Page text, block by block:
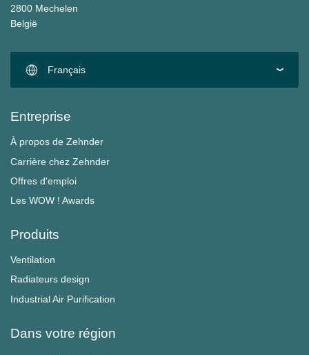
2800 Mechelen
België
Français
Entreprise
À propos de Zehnder
Carrière chez Zehnder
Offres d'emploi
Les WOW ! Awards
Produits
Ventilation
Radiateurs design
Industrial Air Purification
Dans votre région